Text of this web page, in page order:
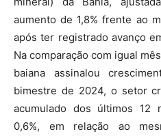
aumento de 1,8% frente ao
após ter registrado avanço
Na comparação com igual
baiana assinalou
bimestre de 2024, o setor
acumulado dos últimos 12
0,6%, em relação ao